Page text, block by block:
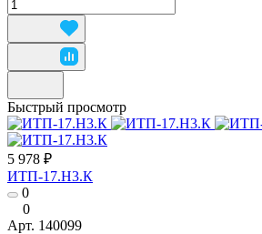
Быстрый просмотр
5 978 ₽
ИТП-17.Н3.К
0
0
Арт. 140099